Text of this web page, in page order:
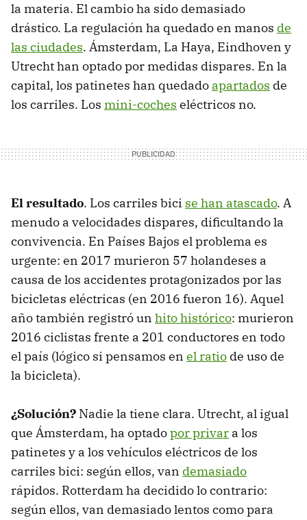
la materia. El cambio ha sido demasiado
drástico. La regulación ha quedado en manos de
las ciudades. Ámsterdam, La Haya, Eindhoven y
Utrecht han optado por medidas dispares. En la
capital, los patinetes han quedado apartados de
los carriles. Los mini-coches eléctricos no.
El resultado. Los carriles bici se han atascado. A
menudo a velocidades dispares, dificultando la
convivencia. En Países Bajos el problema es
urgente: en 2017 murieron 57 holandeses a
causa de los accidentes protagonizados por las
bicicletas eléctricas (en 2016 fueron 16). Aquel
año también registró un hito histórico: murieron
2016 ciclistas frente a 201 conductores en todo
el país (lógico si pensamos en el ratio de uso de
la bicicleta).
¿Solución? Nadie la tiene clara. Utrecht, al igual
que Ámsterdam, ha optadopor privar a los
patinetes y a los vehículos eléctricos de los
carriles bici: según ellos, van demasiado
rápidos. Rotterdam ha decidido lo contrario:
según ellos, van demasiado lentos como para